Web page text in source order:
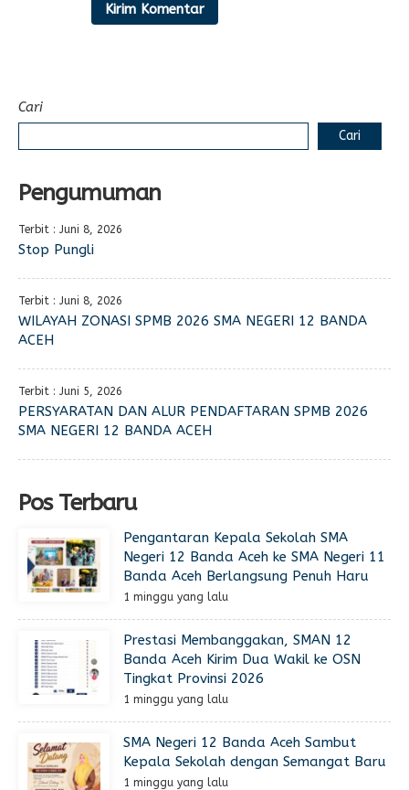
Cari
Cari
Pengumuman
Terbit : Juni 8, 2026
Stop Pungli
Terbit : Juni 8, 2026
WILAYAH ZONASI SPMB 2026 SMA NEGERI 12 BANDA
ACEH
Terbit : Juni 5, 2026
PERSYARATAN DAN ALUR PENDAFTARAN SPMB 2026
SMA NEGERI 12 BANDA ACEH
Pos Terbaru
Pengantaran Kepala Sekolah SMA
Negeri 12 Banda Aceh ke SMA Negeri 11
Banda Aceh Berlangsung Penuh Haru
1 minggu yang lalu
Prestasi Membanggakan, SMAN 12
Banda Aceh Kirim Dua Wakil ke OSN
Tingkat Provinsi 2026
1 minggu yang lalu
SMA Negeri 12 Banda Aceh Sambut
Kepala Sekolah dengan Semangat Baru
1 minggu yang lalu